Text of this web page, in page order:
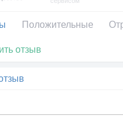
Положительные
отзыв